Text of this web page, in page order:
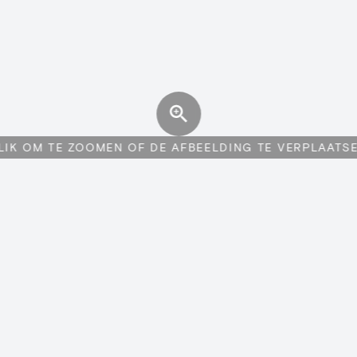
OM TE ZOOMEN OF DE AFBEELDING TE